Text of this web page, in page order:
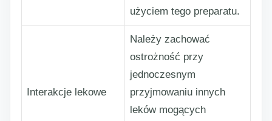
użyciem tego preparatu.
Interakcje lekowe
Należy zachować
ostrożność przy
jednoczesnym
przyjmowaniu innych
leków mogących